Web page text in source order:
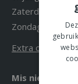
Zaterdag
Zondag
Extra
Mis niet